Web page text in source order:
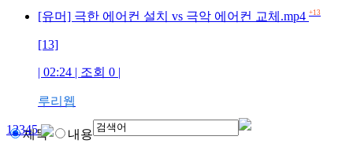
[유머] 극한 에어컨 설치 vs 극악 에어컨 교체.mp4 +13
[13]
| 02:24 | 조회 0 |
루리웹
12345
제목 내용